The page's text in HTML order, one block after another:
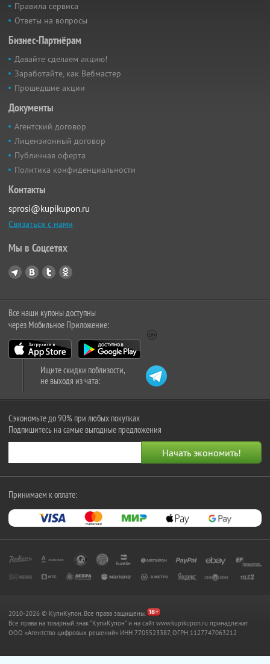
Правила сервиса
Ответы на вопросы
Бизнес-Партнёрам
Давайте сделаем акцию!
Заработайте, как Вебмастер
Прошедшие акции
Документы
Агентский договор
Лицензионный договор
Публичная оферта
Политика конфиденциальности
Контакты
sprosi@kupikupon.ru
Связаться с нами
Мы в Соцсетях
Все наши купоны доступны
через Мобильное Приложение:
Ищите скидки поблизости,
не выходя из чата:
Сэкономьте до 90% при любых покупках
Подпишитесь на самые выгодные предложения
Принимаем к оплате:
2010-2026 © КупиКупон. Все права защищены.
Все права на товарный знак "КупиКупон" и на сайт www.kupikupon.ru принадлежат
OOO «Агентство цифровых решений» ИНН 7705523387, ОГРН 1127747063212